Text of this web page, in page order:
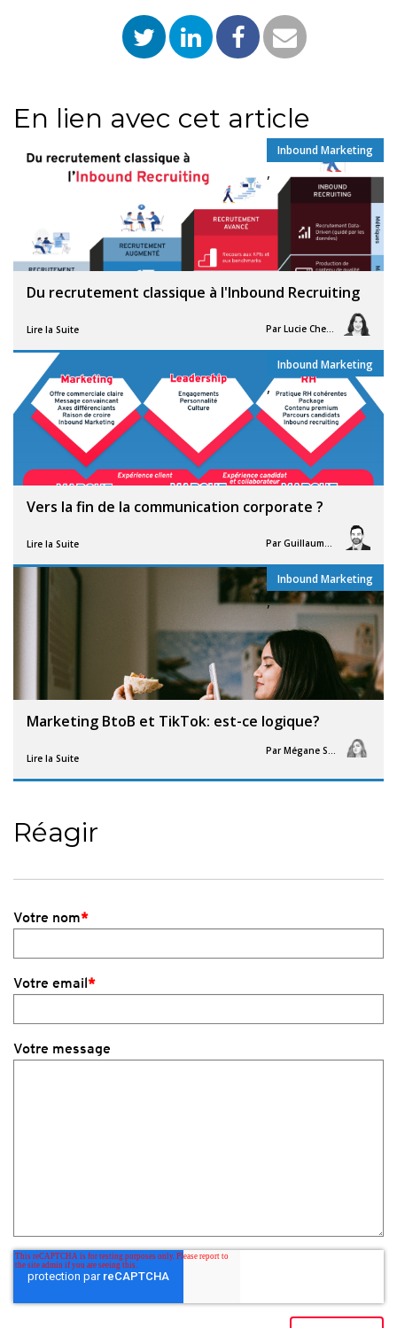
En lien avec cet article
Du recrutement classique à l'Inbound Recruiting
Lire la Suite Par Lucie Chesné
Inbound Marketing
,
Vers la fin de la communication corporate ?
Lire la Suite Par Guillaume Vigneron
Inbound Marketing
,
Marketing BtoB et TikTok: est-ce logique?
Lire la Suite
Par Mégane Segorb
Inbound Marketing
,
Réagir
Votre nom*
Votre email*
Votre message